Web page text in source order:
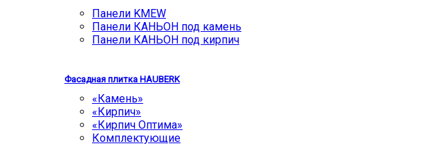
Панели KMEW
Панели КАНЬОН под камень
Панели КАНЬОН под кирпич
Фасадная плитка HAUBERK
«Камень»
«Кирпич»
«Кирпич Оптима»
Комплектующие